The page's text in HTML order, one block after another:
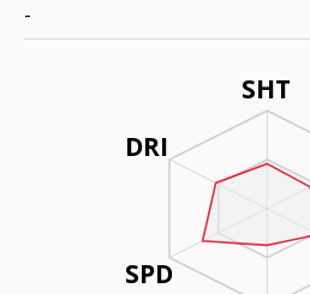
SHT
DRI
SPD
-